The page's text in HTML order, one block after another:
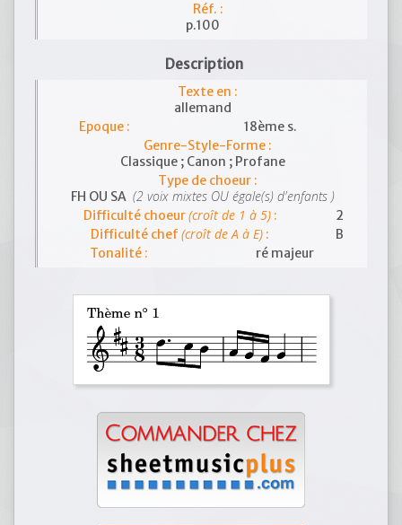
Réf. :
p.100
Description
Texte en :
allemand
Epoque :
18ème s.
Genre-Style-Forme :
Classique ; Canon ; Profane
Type de choeur :
FH OU SA (2 voix mixtes OU égale(s) d'enfants )
Difficulté choeur(croît de 1 à 5):
2
Difficulté chef(croît de A à E) :
B
Tonalité :
ré majeur